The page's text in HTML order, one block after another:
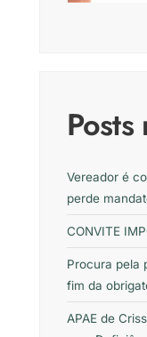
Vereador é
perde
CONVITE
Procura pela
fim da
APAE de